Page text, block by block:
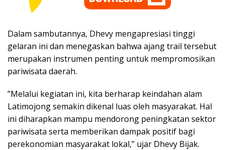
​Dalam sambutannya, Dhevy mengapresiasi tinggi
gelaran ini dan menegaskan bahwa ajang trail tersebut
merupakan instrumen penting untuk mempromosikan
pariwisata daerah.
​”Melalui kegiatan ini, kita berharap keindahan alam
Latimojong semakin dikenal luas oleh masyarakat. Hal
ini diharapkan mampu mendorong peningkatan sektor
pariwisata serta memberikan dampak positif bagi
perekonomian masyarakat lokal,” ujar Dhevy Bijak.